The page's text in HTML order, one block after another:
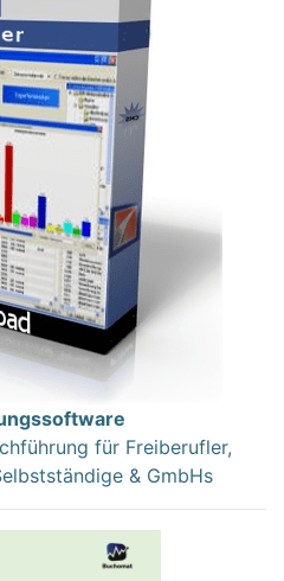
für Freiberufler,
& GmbHs